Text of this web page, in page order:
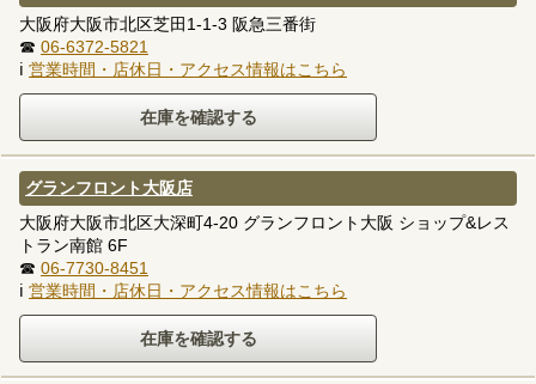
大阪府大阪市北区芝田1-1-3 阪急三番街
☎ 06-6372-5821
ℹ 営業時間・店休日・アクセス情報はこちら
グランフロント大阪店
大阪府大阪市北区大深町4-20 グランフロント大阪 ショップ&レス
トラン南館 6F
☎ 06-7730-8451
ℹ 営業時間・店休日・アクセス情報はこちら